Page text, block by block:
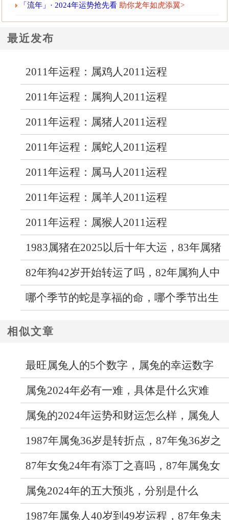
「流年」· 2024年运势抢先看 助你龙年如虎添翼>
最近发布
2011年运程：属鸡人2011运程
2011年运程：属狗人2011运程
2011年运程：属猪人2011运程
2011年运程：属蛇人2011运程
2011年运程：属马人2011运程
2011年运程：属羊人2011运程
2011年运程：属猴人2011运程
1983属猪在2025以后十年大运，83年属猪
人未来十年运气
82年狗42岁开始转运了吗，82年属狗人中
年运势走向如何
哪个季节的蛇是享福的命，哪个季节出生
的蛇最好命
相似文章
最旺属兔人的5个数字，属兔的幸运数字
属兔2024年必有一难，具体是什么灾难
属兔的2024年运势和财运怎么样，属兔人
2024年综合运势怎样
1987年属兔36岁是转折点，87年兔36岁之
后运势如何
87年女兔24年有添丁之喜吗，87年属兔女
今年几月生孩子最好
属兔2024年的五大预兆，分别是什么
1987年属兔人40岁到49岁运程，87年兔未